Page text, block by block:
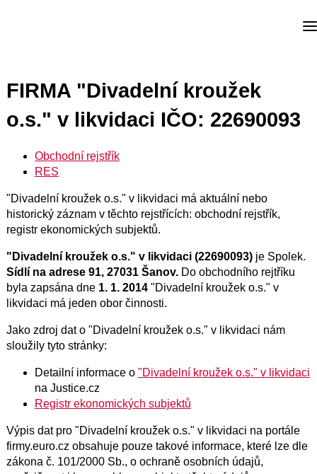
FIRMA "Divadelní kroužek
o.s." v likvidaci IČO: 22690093
Obchodní rejstřík
RES
"Divadelní kroužek o.s." v likvidaci má aktuální nebo
historický záznam v těchto rejstřících: obchodní rejstřík,
registr ekonomických subjektů.
"Divadelní kroužek o.s." v likvidaci (22690093)je Spolek.
Sídlí na adrese 91, 27031 Šanov. Do obchodního rejtříku
byla zapsána dne 1. 1. 2014"Divadelní kroužek o.s." v
likvidaci má jeden obor činnosti.
Jako zdroj dat o "Divadelní kroužek o.s." v likvidaci nám
sloužily tyto stránky:
Detailní informace o "Divadelní kroužek o.s." v likvidaci
na Justice.cz
Registr ekonomických subjektů
Výpis dat pro "Divadelní kroužek o.s." v likvidaci na portále
firmy.euro.cz obsahuje pouze takové informace, které lze dle
zákona č. 101/2000 Sb., o ochraně osobních údajů,